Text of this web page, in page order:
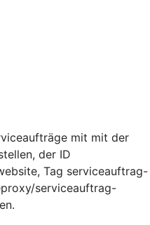
mit mit der
der ID
Tag serviceauftrag-
serviceauftrag-